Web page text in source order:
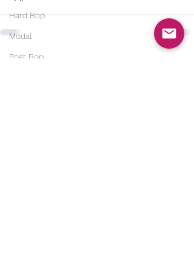
Hard Bop
Modal
Post Bop